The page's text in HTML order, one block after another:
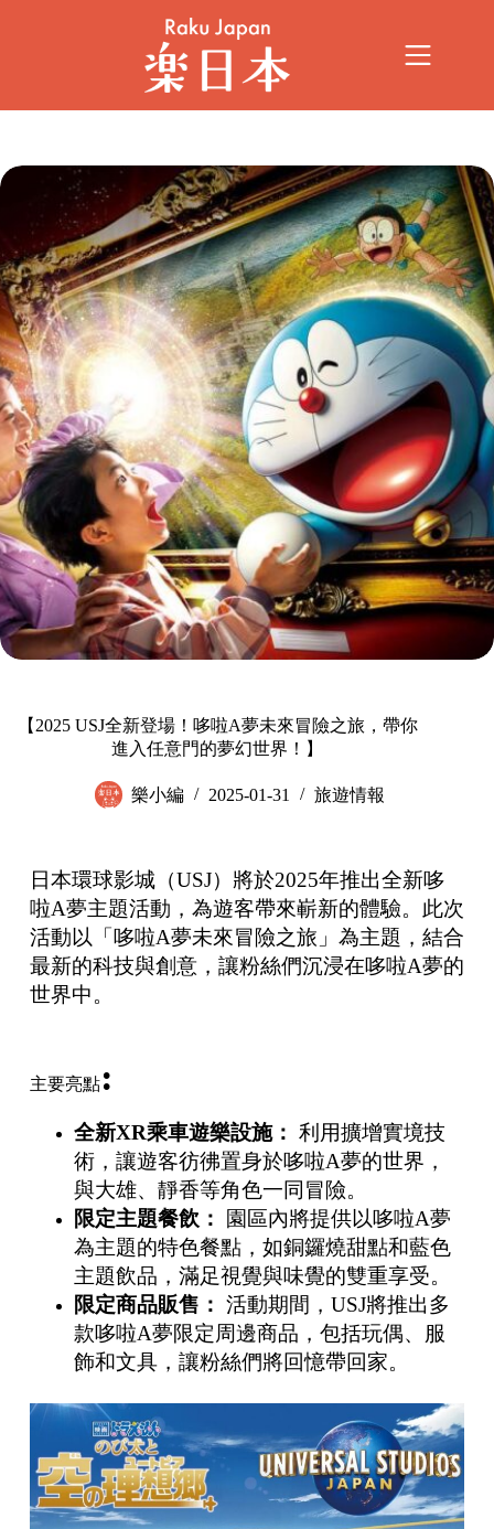
【2025 USJ全新登場！哆啦A夢未來冒險之旅，帶你
進入任意門的夢幻世界！】
樂小編 2025-01-31 旅遊情報
日本環球影城（USJ）將於2025年推出全新哆
啦A夢主題活動，為遊客帶來嶄新的體驗。此次
活動以「哆啦A夢未來冒險之旅」為主題，結合
最新的科技與創意，讓粉絲們沉浸在哆啦A夢的
世界中。
主要亮點:
全新XR乘車遊樂設施： 利用擴增實境技
術，讓遊客彷彿置身於哆啦A夢的世界，
與大雄、靜香等角色一同冒險。
限定主題餐飲：
園區內將提供以哆啦A夢
為主題的特色餐點，如銅鑼燒甜點和藍色
主題飲品，滿足視覺與味覺的雙重享受。
限定商品販售： 活動期間，USJ將推出多
款哆啦A夢限定周邊商品，包括玩偶、服
飾和文具，讓粉絲們將回憶帶回家。